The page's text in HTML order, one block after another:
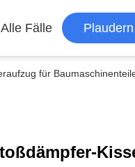
Alle Fälle
für